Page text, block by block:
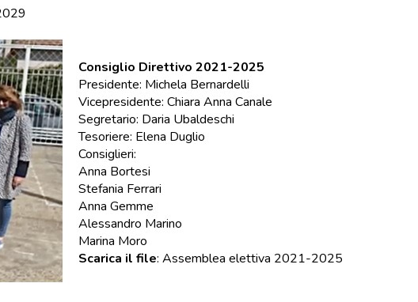
Consiglio Direttivo 2021-2025
Presidente: Michela Bernardelli
Vicepresidente: Chiara Anna Canale
Segretario: Daria Ubaldeschi
Tesoriere: Elena Duglio
Consiglieri:
Anna Bortesi
Stefania Ferrari
Anna Gemme
Alessandro Marino
Marina Moro
Scarica il file: Assemblea elettiva 2021-2025